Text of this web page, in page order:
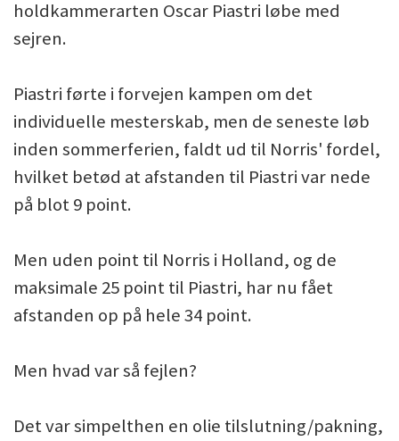
holdkammerarten Oscar Piastri løbe med
sejren.
Piastri førte i forvejen kampen om det
individuelle mesterskab, men de seneste løb
inden sommerferien, faldt ud til Norris' fordel,
hvilket betød at afstanden til Piastri var nede
på blot 9 point.
Men uden point til Norris i Holland, og de
maksimale 25 point til Piastri, har nu fået
afstanden op på hele 34 point.
Men hvad var så fejlen?
Det var simpelthen en olie tilslutning/pakning,